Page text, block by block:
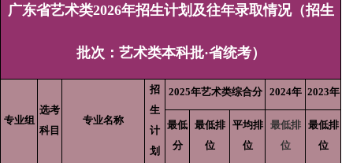
广东省艺术类2026年招生计划及往年录取情况（招生
批次：艺术类本科批·省统考）
专业组
选考
科目
专业名称
招
生
计
划
2025年艺术类综合分 2024年 2023年
最低
分
最低排
位
平均排
位
最低排
位
最低排
位